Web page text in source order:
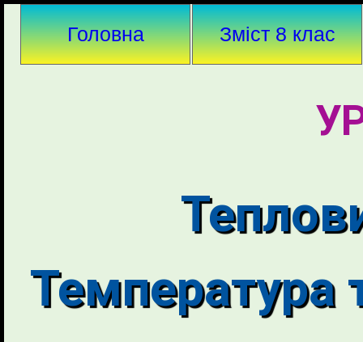
Головна Зміст 8 клас
Температура